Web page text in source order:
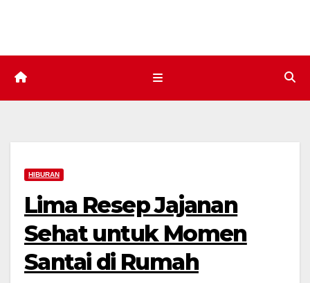
HIBURAN
Lima Resep Jajanan
Sehat untuk Momen
Santai di Rumah